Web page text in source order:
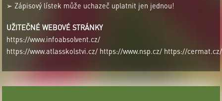
➢ Zápisový lístek může uchazeč uplatnit jen jednou!
UŽITEČNÉ WEBOVÉ STRÁNKY
https://www.infoabsolvent.cz/
https://www.atlasskolstvi.cz/ https://www.nsp.cz/ https://cermat.cz/